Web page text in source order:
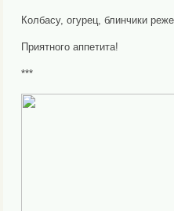
Колбасу, огурец, блинчики
Приятного аппетита!
***